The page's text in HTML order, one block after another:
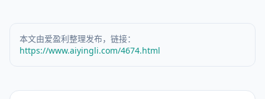
本文由爱盈利整理发布，链接：
https://www.aiyingli.com/4674.html